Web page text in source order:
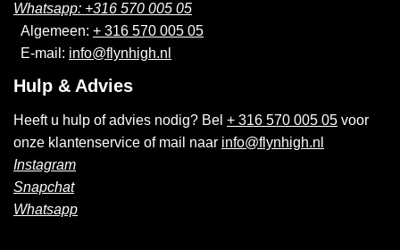
Whatsapp: +316 570 005 05
Algemeen: + 316 570 005 05
E-mail: info@flynhigh.nl
Hulp & Advies
Heeft u hulp of advies nodig? Bel + 316 570 005 05 voor
onze klantenservice of mail naar info@flynhigh.nl
Instagram
Snapchat
Whatsapp